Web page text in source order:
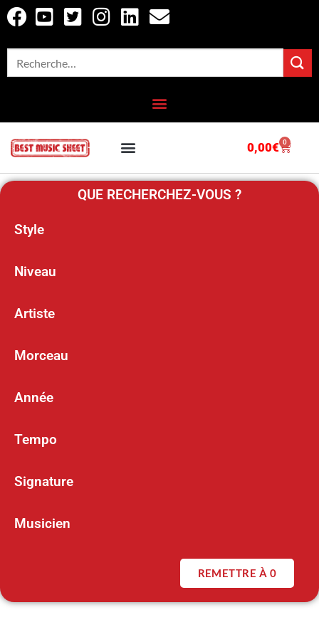
0,00€ 0
QUE RECHERCHEZ-VOUS ?
Style
Niveau
Artiste
Morceau
Année
Tempo
Signature
Musicien
REMETTRE À 0